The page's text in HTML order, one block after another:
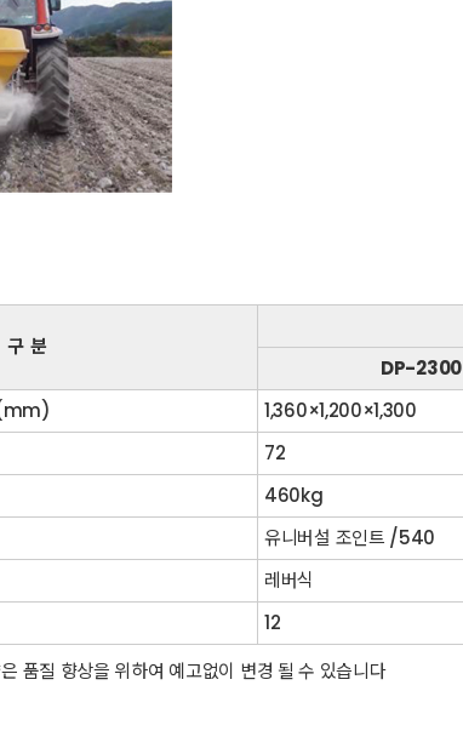
구 분
DP-2300
1,360×1,200×1,300
72
460kg
유니버설 조인트 /540
레버식
12
품질 향상을 위하여 예고없이 변경 될 수 있습니다